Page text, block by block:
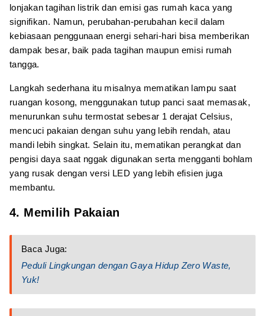
lonjakan tagihan listrik dan emisi gas rumah kaca yang
signifikan. Namun, perubahan-perubahan kecil dalam
kebiasaan penggunaan energi sehari-hari bisa memberikan
dampak besar, baik pada tagihan maupun emisi rumah
tangga.
Langkah sederhana itu misalnya mematikan lampu saat
ruangan kosong, menggunakan tutup panci saat memasak,
menurunkan suhu termostat sebesar 1 derajat Celsius,
mencuci pakaian dengan suhu yang lebih rendah, atau
mandi lebih singkat. Selain itu, mematikan perangkat dan
pengisi daya saat nggak digunakan serta mengganti bohlam
yang rusak dengan versi LED yang lebih efisien juga
membantu.
4. Memilih Pakaian
Baca Juga:
Peduli Lingkungan dengan Gaya Hidup Zero Waste,
Yuk!